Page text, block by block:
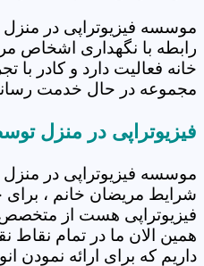
موسسه فیزیوتراپی در منزل
رابطه با نگهداری اشخاص
خانه فعالیت دارد و کادر با
مجموعه در حال خدمت
فیزیوتراپی در منزل
موسسه فیزیوتراپی در
شرایط مریضان خانم ،
فیزیوتراپی هست از
همین الان ما در تمام نقاط
داریم که برای ارائه نمودن